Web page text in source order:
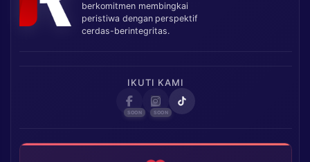
berkomitmen membingkai
peristiwa dengan perspektif
cerdas-berintegritas.
IKUTI KAMI